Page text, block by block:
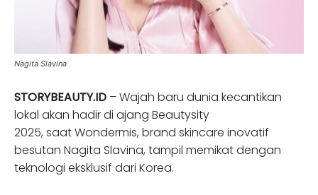
Nagita Slavina
STORYBEAUTY.ID – Wajah baru dunia kecantikan
lokal akan hadir di ajang Beautysity
2025, saat Wondermis, brand skincare inovatif
besutan Nagita Slavina, tampil memikat dengan
teknologi eksklusif dari Korea.